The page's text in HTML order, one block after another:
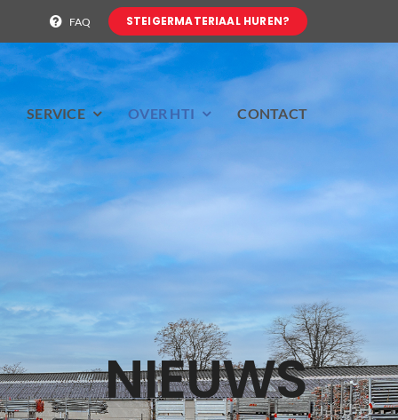
FAQ STEIGERMATERIAAL HUREN?
SERVICE OVER HTI CONTACT
NIEUWS